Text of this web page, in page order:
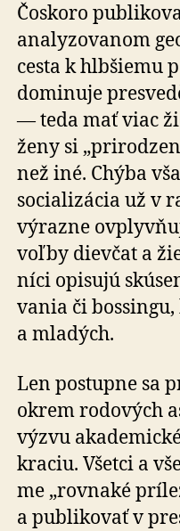
Čoskoro
analyzovanom
cesta k hlbšiemu
dominuje
— teda mať viac
ženy si
než iné. Chýba
socializácia už v
výrazne
voľby dievčat a
ní­ci opisujú
va­nia či
a mladých.
Len postupne sa
okrem rodových
výzvu
kra­ciu. Všetci a
me „rovnaké
a publikovať v